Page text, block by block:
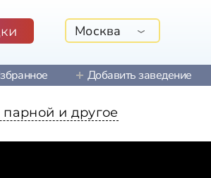
Москва
Добавить заведение
парной и другое